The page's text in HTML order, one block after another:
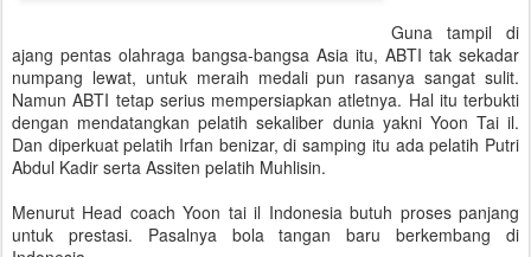
Guna tampil di
ajang pentas olahraga bangsa-bangsa Asia itu, ABTI tak sekadar
numpang lewat, untuk meraih medali pun rasanya sangat sulit.
Namun ABTI tetap serius mempersiapkan atletnya. Hal itu terbukti
dengan mendatangkan pelatih sekaliber dunia yakni Yoon Tai il.
Dan diperkuat pelatih Irfan benizar, di samping itu ada pelatih Putri
Abdul Kadir serta Assiten pelatih Muhlisin.
Menurut Head coach Yoon tai il Indonesia butuh proses panjang
untuk prestasi. Pasalnya bola tangan baru berkembang di